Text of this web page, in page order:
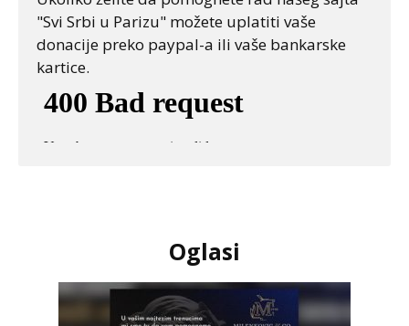
"Svi Srbi u Parizu" možete uplatiti vaše
donacije preko paypal-a ili vaše bankarske
kartice.
Oglasi